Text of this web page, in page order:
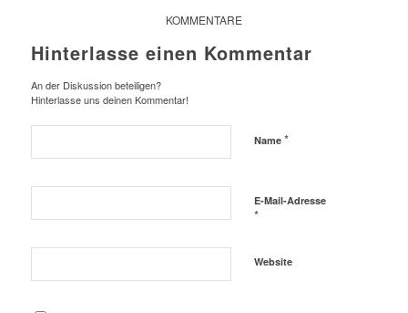
KOMMENTARE
Hinterlasse einen Kommentar
An der Diskussion beteiligen?
Hinterlasse uns deinen Kommentar!
Name *
E-Mail-Adresse
*
Website